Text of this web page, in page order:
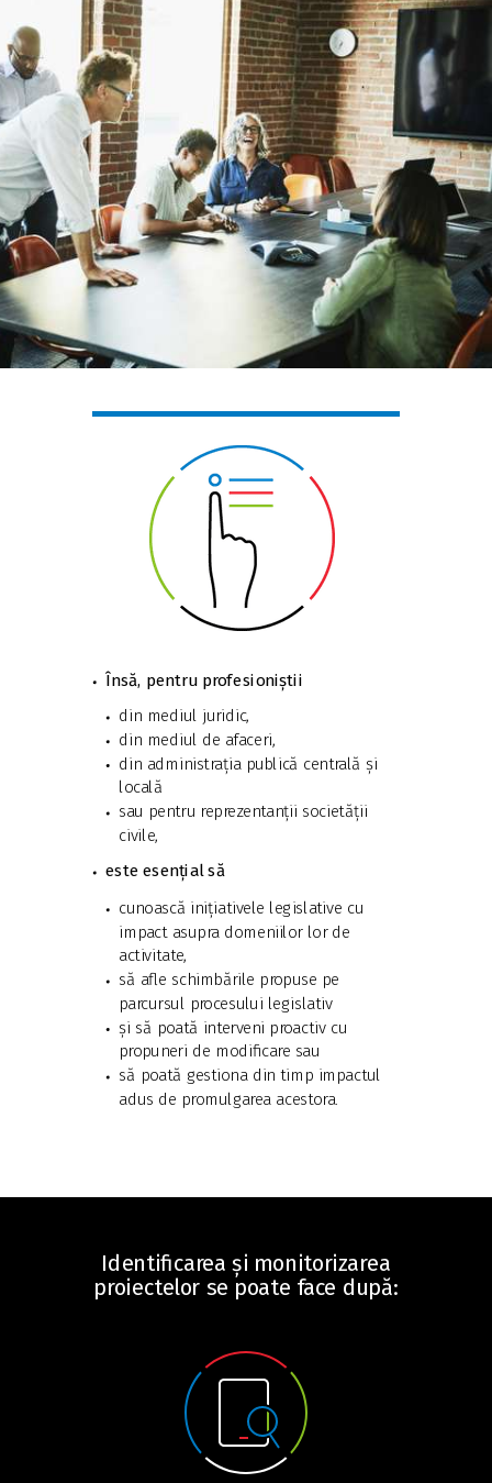
Însă, pentru profesioniștii
din mediul juridic,
din mediul de afaceri,
din administrația publică centrală și
locală
sau pentru reprezentanții societății
civile,
este esențial să
cunoască inițiativele legislative cu
impact asupra domeniilor lor de
activitate,
să afle schimbările propuse pe
parcursul procesului legislativ
și să poată interveni proactiv cu
propuneri de modificare sau
să poată gestiona din timp impactul
adus de promulgarea acestora.
Identificarea și monitorizarea
proiectelor se poate face după: